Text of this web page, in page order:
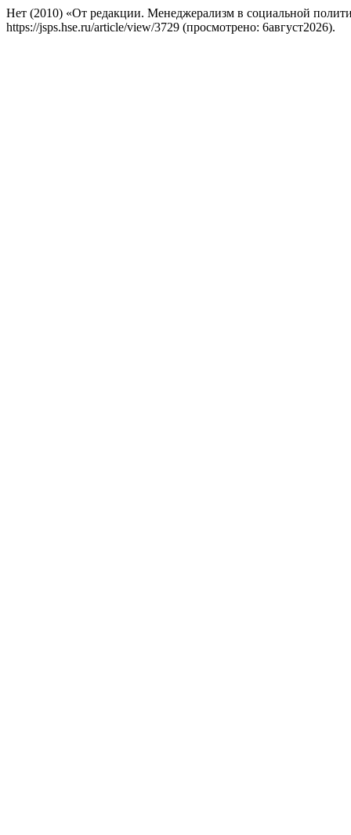
Нет (2010) «От редакции. Менеджерализм в социальной
https://jsps.hse.ru/article/view/3729 (просмотрено: 6август2026).